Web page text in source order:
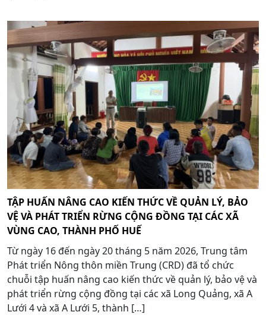
TẬP HUẤN NÂNG CAO KIẾN THỨC VỀ QUẢN LÝ, BẢO
VỆ VÀ PHÁT TRIỂN RỪNG CỘNG ĐỒNG TẠI CÁC XÃ
VÙNG CAO, THÀNH PHỐ HUẾ
Từ ngày 16 đến ngày 20 tháng 5 năm 2026, Trung tâm
Phát triển Nông thôn miền Trung (CRD) đã tổ chức
chuỗi tập huấn nâng cao kiến thức về quản lý, bảo vệ và
phát triển rừng cộng đồng tại các xã Long Quảng, xã A
Lưới 4 và xã A Lưới 5, thành […]